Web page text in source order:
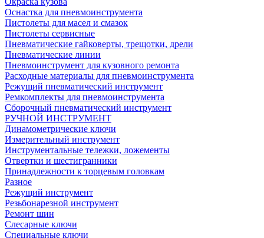
Оснастка для пневмоинструмента
Пистолеты для масел и смазок
Пистолеты сервисные
Пневматические гайковерты, трещотки, дрели
Пневматические линии
Пневмоинструмент для кузовного ремонта
Расходные материалы для пневмоинструмента
Режущий пневматический инструмент
Ремкомплекты для пневмоинструмента
Сборочный пневматический инструмент
РУЧНОЙ ИНСТРУМЕНТ
Динамометрические ключи
Измерительный инструмент
Инструментальные тележки, ложементы
Отвертки и шестигранники
Принадлежности к торцевым головкам
Разное
Режущий инструмент
Резьбонарезной инструмент
Ремонт шин
Слесарные ключи
Специальные ключи